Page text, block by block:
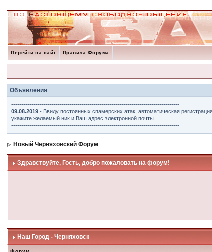
Перейти на сайт Правила Форума
Объявления
------------------------------------------------------------------------------------
09.08.2019 - Ввиду постоянных спамерских атак, автоматическая
укажите желаемый ник и Ваш адрес электронной почты.
------------------------------------------------------------------------------------
Новый Черняховский Форум
Здравствуйте, Гость, добро пожаловать на форум!
Наш Город - Черняховск